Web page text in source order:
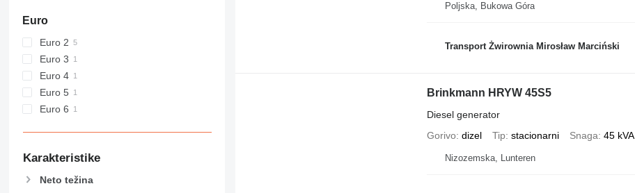
Euro
Euro 2
Euro 3
Euro 4
Euro 5
Euro 6
Karakteristike
Neto težina
Poljska, Bukowa Góra
Transport Żwirownia Mirosław Marciński
Brinkmann HRYW 45S5
Diesel generator
Gorivo dizel Tip stacionarni Snaga 45 kVA
Nizozemska, Lunteren